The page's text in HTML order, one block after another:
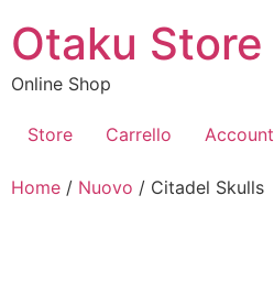
contenuto
Otaku Store
Online Shop
Store Carrello Account
Home / Nuovo / Citadel Skulls